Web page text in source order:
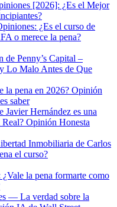
[2026]: ¿Es el Mejor
¿Es el curso de
o merece la pena?
de Penny’s Capital –
Lo Malo Antes de Que
la pena en 2026? Opinión
saber
Javier Hernández es una
Opinión Honesta
Inmobiliaria de Carlos
el curso?
la pena formarte como
— La verdad sobre la